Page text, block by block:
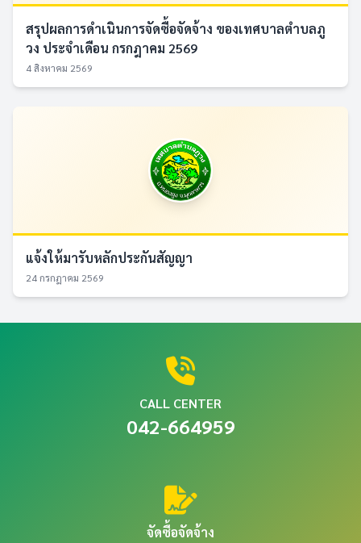
สรุปผลการดำเนินการจัดซื้อจัดจ้าง ของเทศบาลตำบลภู
วง ประจำเดือน กรกฎาคม 2569
4 สิงหาคม 2569
แจ้งให้มารับหลักประกันสัญญา
24 กรกฎาคม 2569
CALL CENTER
042-664959
จัดซื้อจัดจ้าง